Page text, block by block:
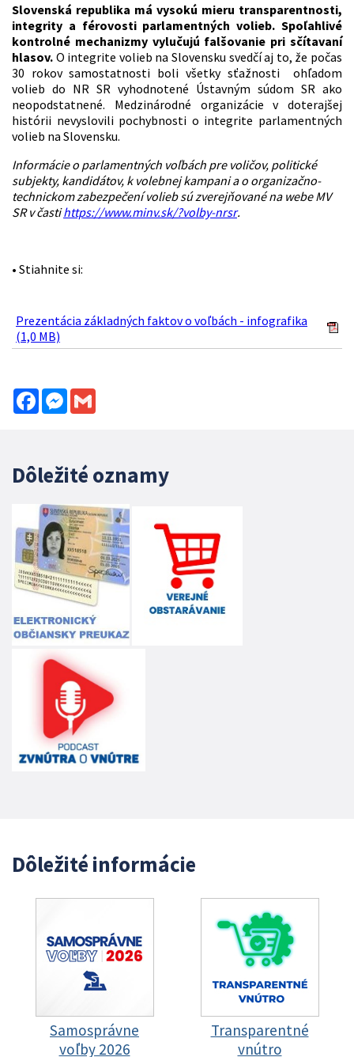
Slovenská republika má vysokú mieru transparentnosti,
integrity a férovosti parlamentných volieb. Spoľahlivé
kontrolné mechanizmy vylučujú falšovanie pri sčítavaní
hlasov. O integrite volieb na Slovensku svedčí aj to, že počas
30 rokov samostatnosti boli všetky sťažnosti ohľadom
volieb do NR SR vyhodnotené Ústavným súdom SR ako
neopodstatnené. Medzinárodné organizácie v doterajšej
histórii nevyslovili pochybnosti o integrite parlamentných
volieb na Slovensku.
Informácie o parlamentných voľbách pre voličov, politické
subjekty, kandidátov, k volebnej kampani a o organizačno-
technickom zabezpečení volieb sú zverejňované na webe MV
SR v častihttps://www.minv.sk/?volby-nrsr.
• Stiahnite si:
Prezentácia základných faktov o voľbách - infografika
(1,0 MB)
FacebookMessenger
Dôležité oznamy
Dôležité informácie
Samosprávne
voľby 2026
Transparentné
vnútro